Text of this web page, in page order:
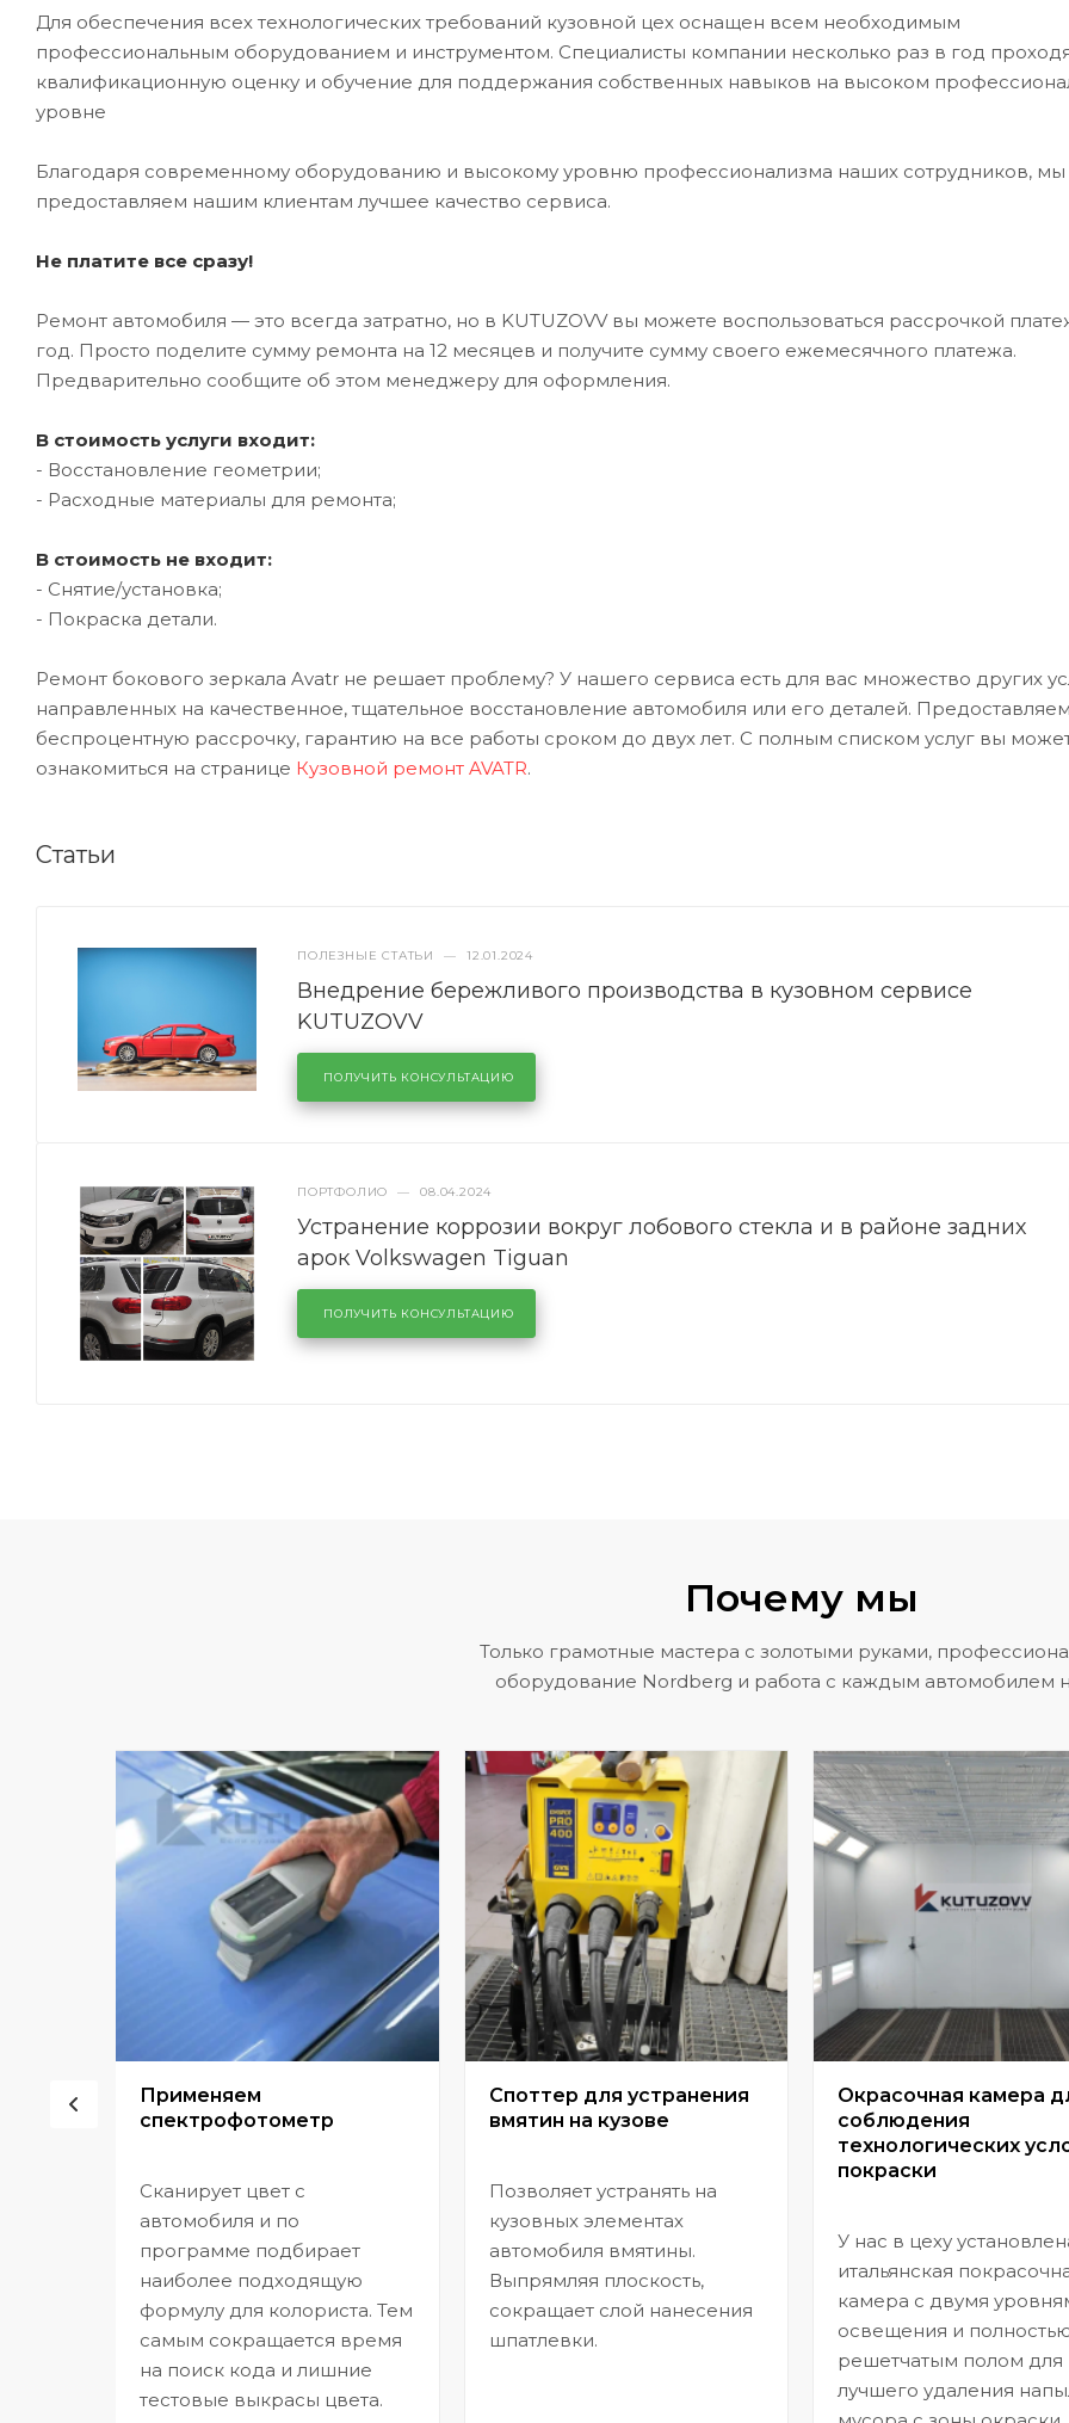
Для обеспечения всех технологических требований кузовной цех оснащен всем необходимым
профессиональным оборудованием и инструментом. Специалисты компании несколько раз в год
квалификационную оценку и обучение для поддержания собственных навыков на высоком
уровне
Благодаря современному оборудованию и высокому уровню профессионализма наших сотрудников, мы
предоставляем нашим клиентам лучшее качество сервиса.
Не платите все сразу!
Ремонт автомобиля — это всегда затратно, но в KUTUZOVV вы можете воспользоваться рассрочкой
год. Просто поделите сумму ремонта на 12 месяцев и получите сумму своего ежемесячного платежа.
Предварительно сообщите об этом менеджеру для оформления.
В стоимость услуги входит:
- Восстановление геометрии;
- Расходные материалы для ремонта;
В стоимость не входит:
- Снятие/установка;
- Покраска детали.
Ремонт бокового зеркала Avatr не решает проблему? У нашего сервиса есть для вас множество других
направленных на качественное, тщательное восстановление автомобиля или его деталей. Предоставляем
беспроцентную рассрочку, гарантию на все работы сроком до двух лет. С полным списком услуг вы
ознакомиться на странице Кузовной ремонт AVATR.
Статьи
ПОЛЕЗНЫЕ СТАТЬИ — 12.01.2024
Внедрение бережливого производства в кузовном сервисе
KUTUZOVV
ПОЛУЧИТЬ КОНСУЛЬТАЦИЮ
ПОРТФОЛИО — 08.04.2024
Устранение коррозии вокруг лобового стекла и в районе задних
арок Volkswagen Tiguan
ПОЛУЧИТЬ КОНСУЛЬТАЦИЮ
Почему мы
Только грамотные мастера с золотыми руками,
оборудование Nordberg и работа с каждым автомобилем
Применяем
спектрофотометр
Сканирует цвет с
автомобиля и по
программе подбирает
наиболее подходящую
формулу для колориста. Тем
самым сокращается время
на поиск кода и лишние
тестовые выкрасы цвета.
Споттер для устранения
вмятин на кузове
Позволяет устранять на
кузовных элементах
автомобиля вмятины.
Выпрямляя плоскость,
сокращает слой нанесения
шпатлевки.
Окрасочная камера
соблюдения
технологических
покраски
У нас в цеху
итальянская
камера с двумя
освещения и
решетчатым полом для
лучшего удаления